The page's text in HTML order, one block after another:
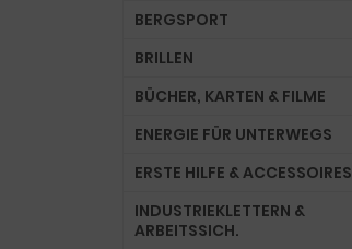
BERGSPORT
BRILLEN
BÜCHER, KARTEN & FILME
ENERGIE FÜR UNTERWEGS
ERSTE HILFE & ACCESSOIRES
INDUSTRIEKLETTERN &
ARBEITSSICH.